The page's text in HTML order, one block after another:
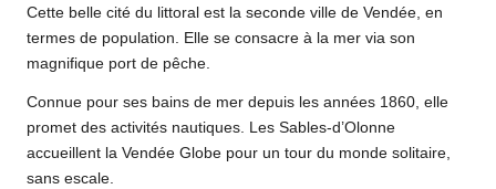
Cette belle cité du littoral est la seconde ville de Vendée, en
termes de population. Elle se consacre à la mer via son
magnifique port de pêche.
Connue pour ses bains de mer depuis les années 1860, elle
promet des activités nautiques. Les Sables-d’Olonne
accueillent la Vendée Globe pour un tour du monde solitaire,
sans escale.